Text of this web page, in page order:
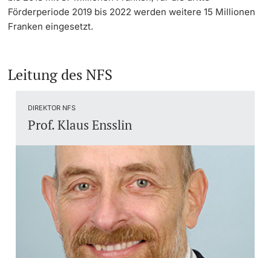
Förderperiode 2019 bis 2022 werden weitere 15 Millionen
Franken eingesetzt.
Leitung des NFS
DIREKTOR NFS
Prof. Klaus Ensslin